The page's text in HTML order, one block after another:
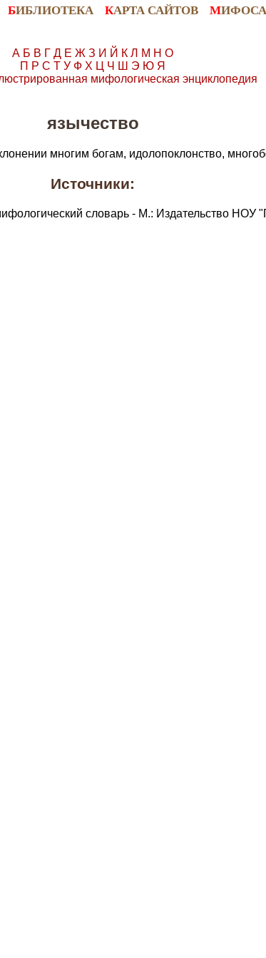
БИБЛИОТЕКА КАРТА САЙТОВ М
А Б В Г Д Е Ж З И Й К Л М Н О
П Р С Т У Ф Х Ц Ч Ш Э Ю Я
мифологическая энциклопедия
язычество
многим богам, идолопоклонство,
Источники:
словарь - М.: Издательство НОУ